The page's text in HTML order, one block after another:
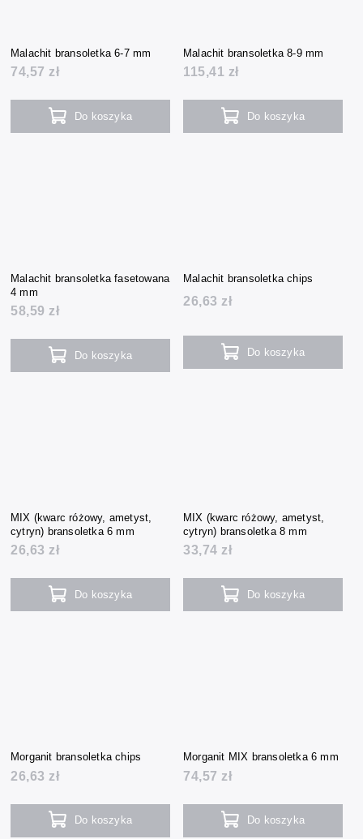
Malachit bransoletka 6-7 mm
74,57 zł
Do koszyka
Malachit bransoletka 8-9 mm
115,41 zł
Do koszyka
Malachit bransoletka fasetowana
4 mm
58,59 zł
Do koszyka
Malachit bransoletka chips
26,63 zł
Do koszyka
MIX (kwarc różowy, ametyst,
cytryn) bransoletka 6 mm
26,63 zł
Do koszyka
MIX (kwarc różowy, ametyst,
cytryn) bransoletka 8 mm
33,74 zł
Do koszyka
Morganit bransoletka chips
26,63 zł
Do koszyka
Morganit MIX bransoletka 6 mm
74,57 zł
Do koszyka